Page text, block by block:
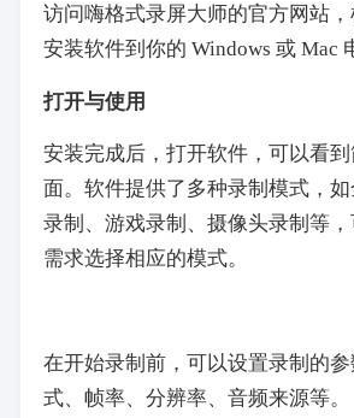
访问嗨格式录屏大师的官方网站
安装软件到你的 Windows 或 Mac
打开与使用
安装完成后，打开软件，可以看
面。软件提供了多种录制模式，
录制、游戏录制、摄像头录制等
需求选择相应的模式。
在开始录制前，可以设置录制的
式、帧率、分辨率、音频来源等。